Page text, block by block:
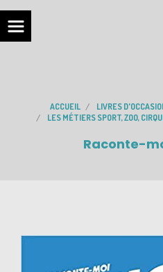
ACCUEIL
LIVRES
LES MÉTIERS SPORT, ZOO,
Raconte-